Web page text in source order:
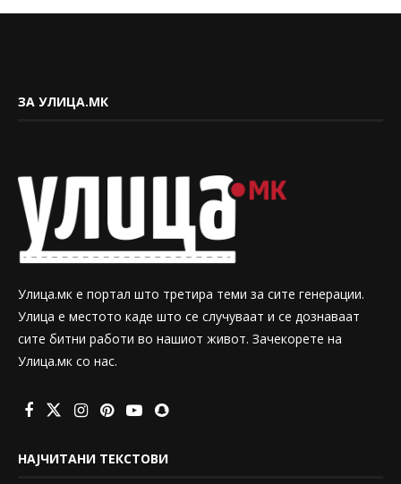
ЗА УЛИЦА.МК
Улица.мк е портал што третира теми за сите генерации.
Улица е местото каде што се случуваат и се дознаваат
сите битни работи во нашиот живот. Зачекорете на
Улица.мк со нас.
НАЈЧИТАНИ ТЕКСТОВИ